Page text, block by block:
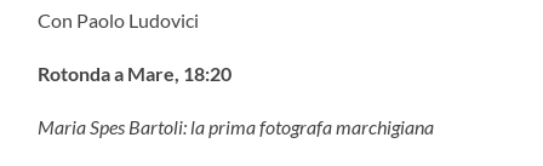
Con Paolo Ludovici
Rotonda a Mare, 18:20
Maria Spes Bartoli: la prima fotografa marchigiana